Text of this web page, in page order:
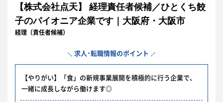
【株式会社点天】 経理責任者候補／ひとくち餃
子のパイオニア企業です｜大阪府・大阪市
経理（責任者候補）
求人･転職情報のポイント
【やりがい】「食」の新規事業展開を積極的に行う企業で、
一緒に成長しながら働けます◎